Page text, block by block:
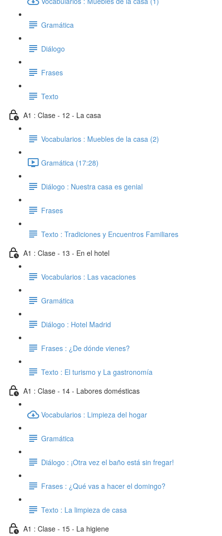
Gramática
Diálogo
Frases
Texto
A1 : Clase - 12 - La casa
Vocabularios : Muebles de la casa (2)
Gramática (17:28)
Diálogo : Nuestra casa es genial
Frases
Texto : Tradiciones y Encuentros Familiares
A1 : Clase - 13 - En el hotel
Vocabularios : Las vacaciones
Gramática
Diálogo : Hotel Madrid
Frases : ¿De dónde vienes?
Texto : El turismo y La gastronomía
A1 : Clase - 14 - Labores domésticas
Vocabularios : Limpieza del hogar
Gramática
Diálogo : ¡Otra vez el baño está sin fregar!
Frases : ¿Qué vas a hacer el domingo?
Texto : La limpieza de casa
A1 : Clase - 15 - La higiene